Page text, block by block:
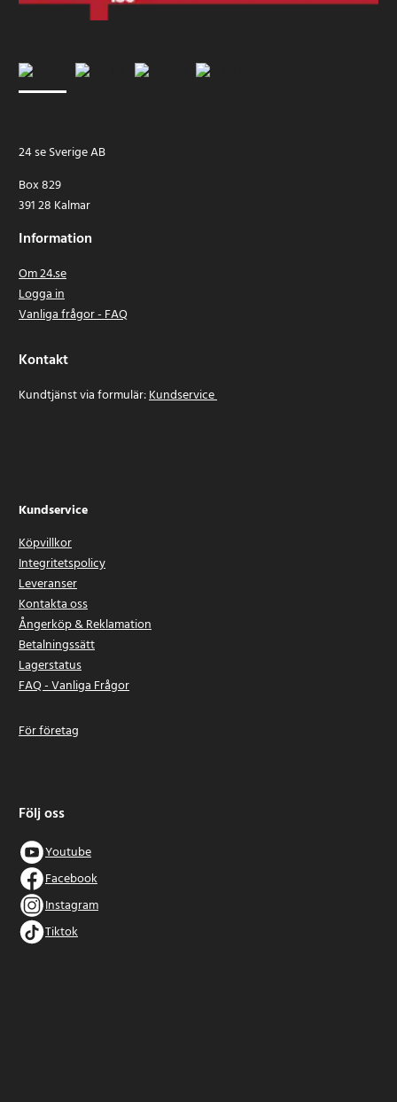
24 se Sverige AB
Box 829
391 28 Kalmar
Information
Om 24.se
Logga in
Vanliga frågor - FAQ
Kontakt
Kundtjänst via formulär:Kundservice
Kundservice
Köpvillkor
Integritetspolicy
Leveranser
Kontakta oss
Ångerköp & Reklamation
Betalningssätt
Lagerstatus
FAQ - Vanliga Frågor
För företag
Följ oss
Youtube
Facebook
Instagram
Tiktok